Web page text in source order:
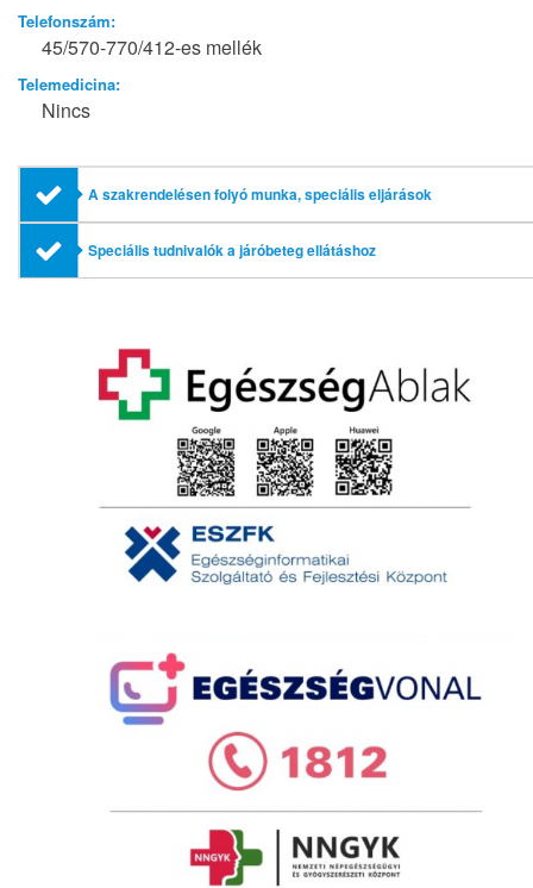
Telefonszám:
45/570-770/412-es mellék
Telemedicina:
Nincs
A szakrendelésen folyó munka, speciális eljárások
Speciális tudnivalók a járóbeteg ellátáshoz